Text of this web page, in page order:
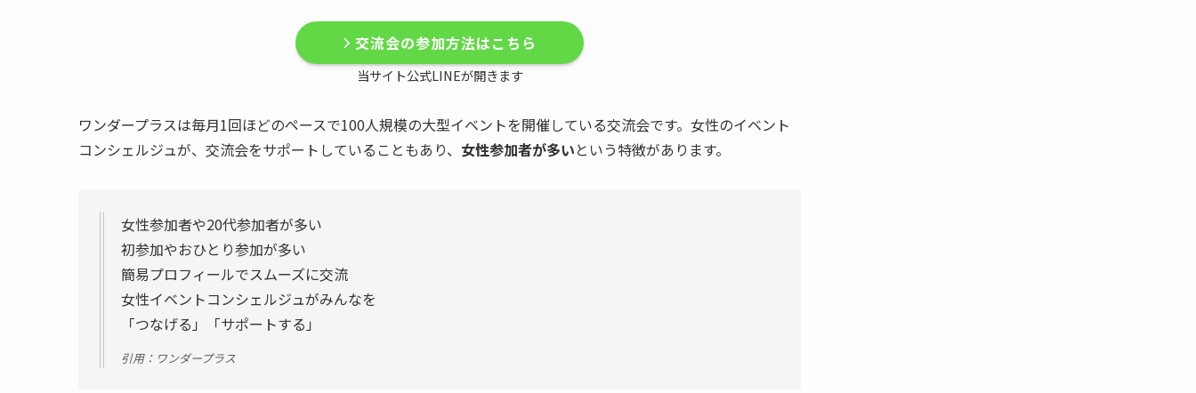
交流会の参加方法はこちら
当サイト公式LINEが開きます
ワンダープラスは毎月1回ほどのペースで100人規模の大型イベントを開催している交流会です。女性のイベント
コンシェルジュが、交流会をサポートしていることもあり、 女性参加者が多いという特徴があります。
女性参加者や20代参加者が多い
初参加やおひとり参加が多い
簡易プロフィールでスムーズに交流
女性イベントコンシェルジュがみんなを
「つなげる」「サポートする」
引用：ワンダープラス